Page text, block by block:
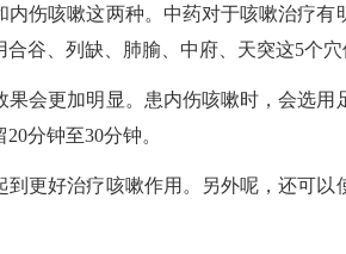
内伤咳嗽这两种。中药对于咳嗽治疗
谷、列缺、肺腧、中府、天突这5个穴
果会更加明显。患内伤咳嗽时，会选
分钟至30分钟。
到更好治疗咳嗽作用。另外呢，还可